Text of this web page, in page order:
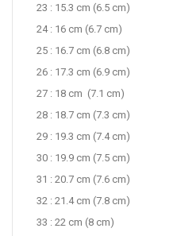
23 : 15.3 cm (6.5 cm)
24 : 16 cm (6.7 cm)
25 : 16.7 cm (6.8 cm)
26 : 17.3 cm (6.9 cm)
27 : 18 cm (7.1 cm)
28 : 18.7 cm (7.3 cm)
29 : 19.3 cm (7.4 cm)
30 : 19.9 cm (7.5 cm)
31 : 20.7 cm (7.6 cm)
32 : 21.4 cm (7.8 cm)
33 : 22 cm (8 cm)